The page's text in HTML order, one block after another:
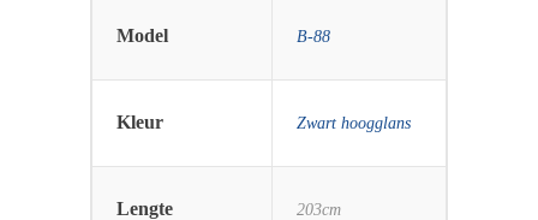
Model B-88
Kleur Zwart hoogglans
Lengte 203cm